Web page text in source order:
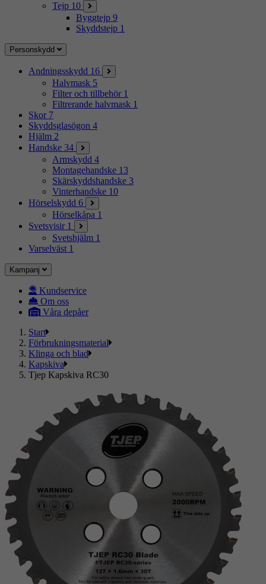
Tejp 10
Byggtejp 9
Skyddstejp 1
Personskydd
Andningsskydd 16
Halvmask 5
Filter och tillbehör 1
Filtrerande halvmask 1
Skor 7
Skyddsglasögon 4
Hjälm 2
Handske 34
Armskydd 4
Montagehandske 13
Skärskyddshandske 3
Vinterhandske 10
Hörselskydd 6
Hörselkåpa 1
Svetsvisir 1
Svetshjälm 1
Varselväst 1
Kampanj
Kundservice
Om oss
Våra depåer
Start
Förbrukningsmaterial
Klinga och blad
Kapskiva
Tjep Kapskiva RC30